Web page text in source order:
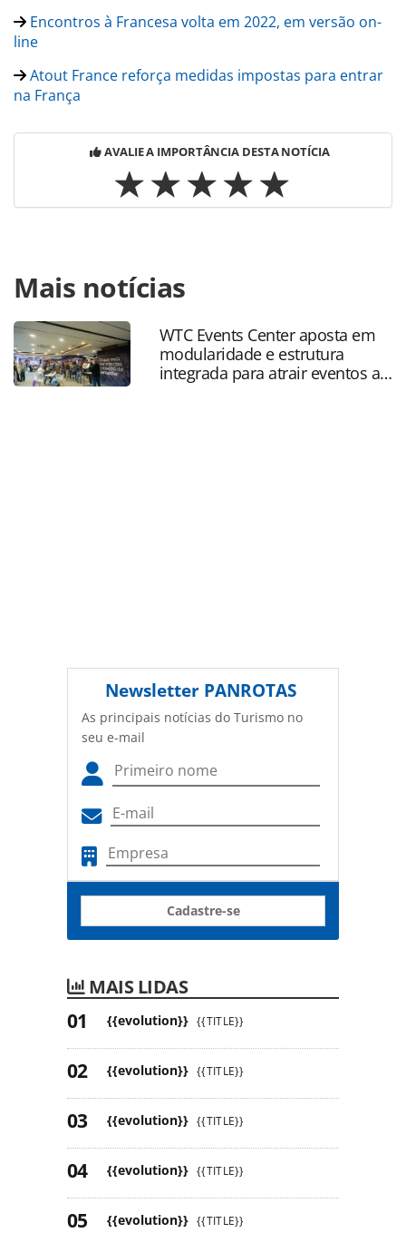
Encontros à Francesa volta em 2022, em versão on-
line
Atout France reforça medidas impostas para entrar
na França
AVALIE A IMPORTÂNCIA DESTA NOTÍCIA
https://www.panrotas.com.br/mercado/destinos/2022/02/
museus-e-hoteis-serao-inaugurados-na-franca-em-
2022_187636.html ou as ferramentas oferecidas na página.
Todo o conteúdo produzido pela PANROTAS Editora é
protegido pela legislação brasileira sobre direito autoral.
Não reproduza o conteúdo sem autorização da PANROTAS
Mais notícias
WTC Events Center aposta em
modularidade e estrutura
integrada para atrair eventos a
Newsletter PANROTAS
As principais notícias do Turismo no
seu e-mail
Cadastre-se
MAIS LIDAS
{{evolution}} {{TITLE}}
{{evolution}} {{TITLE}}
{{evolution}} {{TITLE}}
{{evolution}} {{TITLE}}
{{evolution}} {{TITLE}}